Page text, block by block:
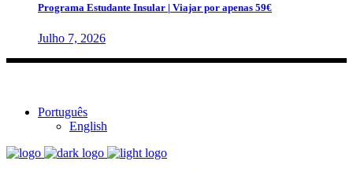
Programa Estudante Insular | Viajar por apenas 59€
Julho 7, 2026
Português
English